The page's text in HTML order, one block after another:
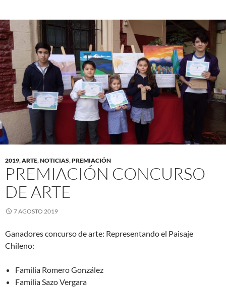
2019,ARTE,NOTICIAS,PREMIACIÓN
PREMIACIÓN CONCURSO
DE ARTE
7 AGOSTO 2019
Ganadores concurso de arte: Representando el Paisaje
Chileno:
Familia Romero González
Familia Sazo Vergara